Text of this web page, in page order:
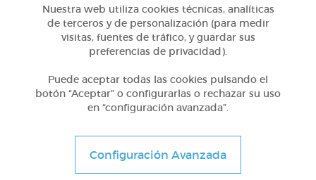
Otros
Sílabas inversas, mixtas y complejas
Nuestra web utiliza cookies técnicas, analíticas
de terceros y de personalización (para medir
visitas, fuentes de tráfico, y guardar sus
preferencias de privacidad).
Puede aceptar todas las cookies pulsando el
botón “Aceptar” o configurarlas o rechazar su uso
en “configuración avanzada”.
Configuración Avanzada